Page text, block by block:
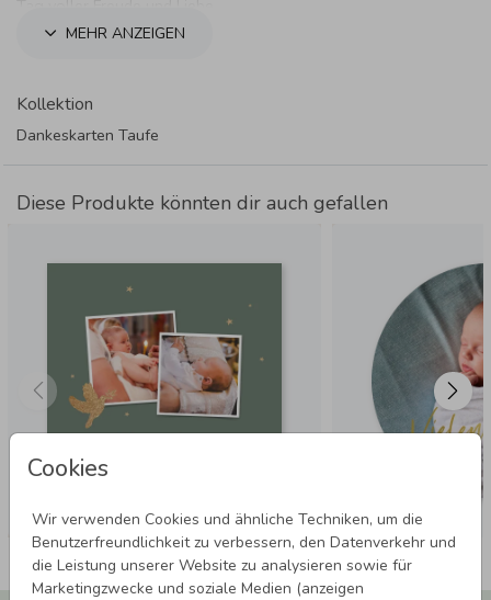
Cookies
Wir verwenden Cookies und ähnliche Techniken, um die
Benutzerfreundlichkeit zu verbessern, den Datenverkehr und
die Leistung unserer Website zu analysieren sowie für
Marketingzwecke und soziale Medien (anzeigen
MEHR ANZEIGEN
Kollektion
Dankeskarten Taufe
Diese Produkte könnten dir auch gefallen